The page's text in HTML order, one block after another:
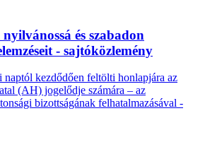
és szabadon
- sajtóközlemény
kezdődően feltölti honlapjára az
(AH) jogelődje számára – az
bizottságának felhatalmazásával -